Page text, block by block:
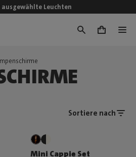
ausgewählte Leuchten
0
Sortiere nach
Mini Cappie Set